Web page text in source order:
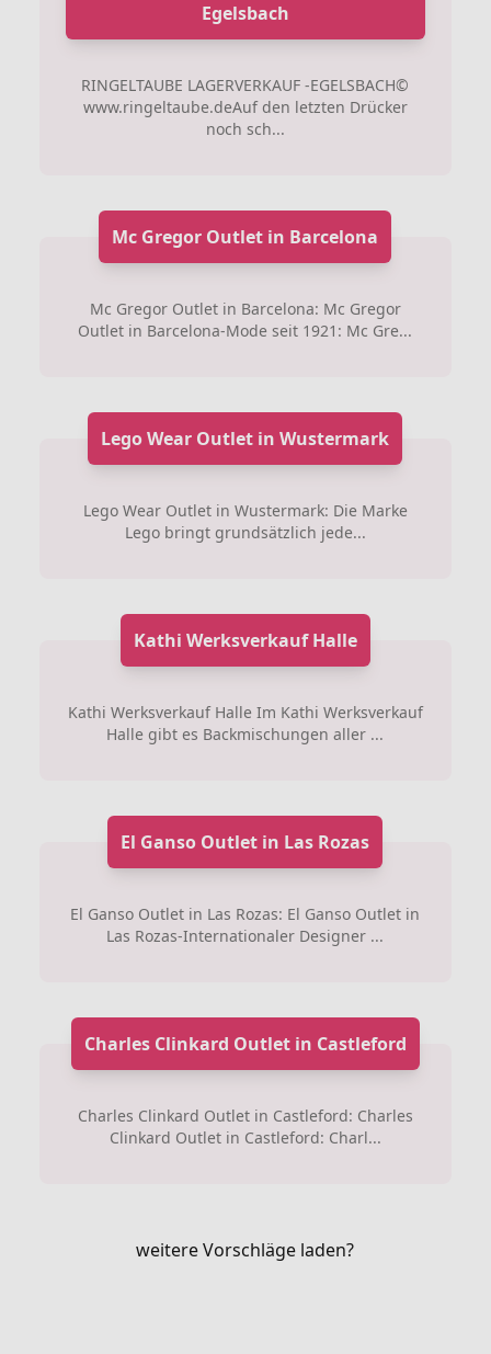
Egelsbach
RINGELTAUBE LAGERVERKAUF -EGELSBACH©
www.ringeltaube.deAuf den letzten Drücker
noch sch...
Mc Gregor Outlet in Barcelona
Mc Gregor Outlet in Barcelona: Mc Gregor
Outlet in Barcelona-Mode seit 1921: Mc Gre...
Lego Wear Outlet in Wustermark
Lego Wear Outlet in Wustermark: Die Marke
Lego bringt grundsätzlich jede...
Kathi Werksverkauf Halle
Kathi Werksverkauf Halle Im Kathi Werksverkauf
Halle gibt es Backmischungen aller ...
El Ganso Outlet in Las Rozas
El Ganso Outlet in Las Rozas: El Ganso Outlet in
Las Rozas-Internationaler Designer ...
Charles Clinkard Outlet in Castleford
Charles Clinkard Outlet in Castleford: Charles
Clinkard Outlet in Castleford: Charl...
weitere Vorschläge laden?